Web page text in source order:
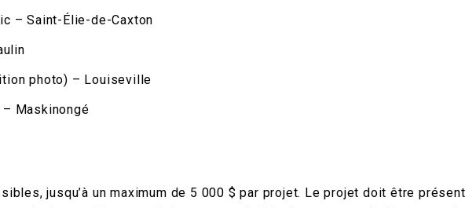
– Saint-Élie-de-Caxton
photo) – Louiseville
Maskinongé
jusqu’à un maximum de 5 000 $ par projet. Le projet doit être